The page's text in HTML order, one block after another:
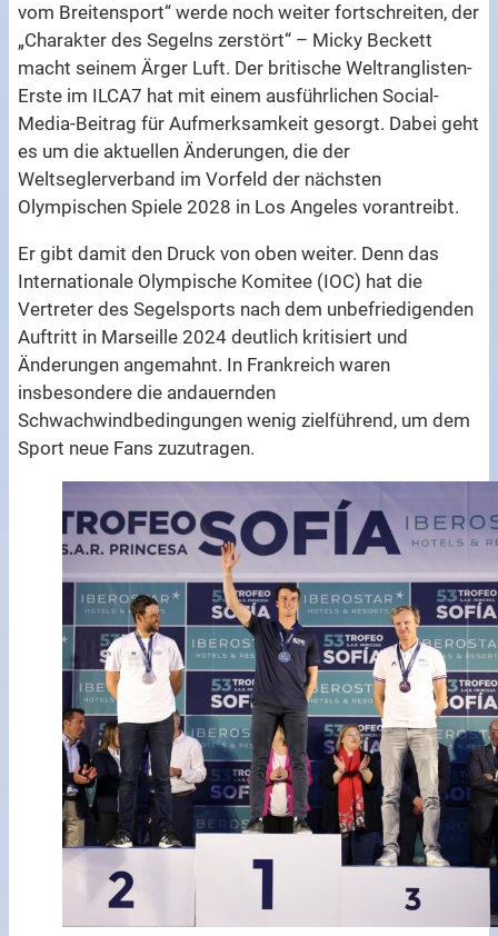
vom Breitensport“ werde noch weiter fortschreiten, der
„Charakter des Segelns zerstört“ – Micky Beckett
macht seinem Ärger Luft. Der britische Weltranglisten-
Erste im ILCA7 hat mit einem ausführlichen Social-
Media-Beitrag für Aufmerksamkeit gesorgt. Dabei geht
es um die aktuellen Änderungen, die der
Weltseglerverband im Vorfeld der nächsten
Olympischen Spiele 2028 in Los Angeles vorantreibt.
Er gibt damit den Druck von oben weiter. Denn das
Internationale Olympische Komitee (IOC) hat die
Vertreter des Segelsports nach dem unbefriedigenden
Auftritt in Marseille 2024 deutlich kritisiert und
Änderungen angemahnt. In Frankreich waren
insbesondere die andauernden
Schwachwindbedingungen wenig zielführend, um dem
Sport neue Fans zuzutragen.